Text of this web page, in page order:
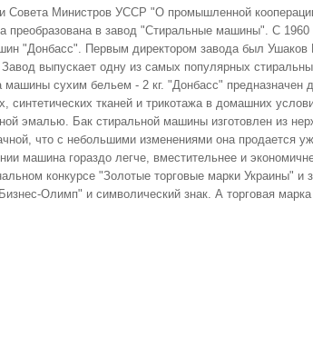
Совета Министров УССР "О промышленной
преобразована в завод "Стиральные машины". С 1960
"Донбасс". Первым директором завода был
выпускает одну из самых популярных стиральных
сухим бельем - 2 кг. "Донбасс" предназначен
синтетических тканей и трикотажа в домашних
эмалью. Бак стиральной машины изготовлен из
что с небольшими изменениями она продается
машина гораздо легче, вместительнее и
конкурсе "Золотые торговые марки Украины" и
Олимп" и символический знак. А торговая марка